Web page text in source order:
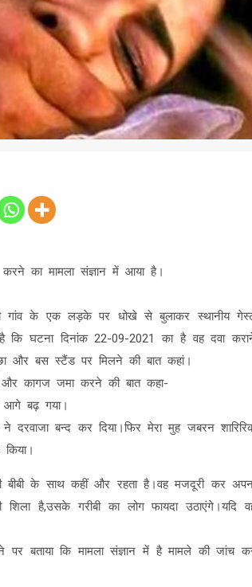
का मामला संज्ञान में आया है।
गांव के एक लड़के पर धोखे से बुलाकर स्थानीय
कि घटना दिनांक 22-09-2021 का है वह दवा
और बस स्टैंड पर मिलने की बात कहां।
कागज जमा करने की बात कहा-
बढ़ गया।
बन्द कर दिया।फिर मेरा मुह जबरन
बीबी के साथ कहीं और रहता है।वह मजदूरी कर
है,उसके गरीबी का लोग फायदा उठाएंगे।यदि
बताया कि मामला संज्ञान में है मामले की जांच